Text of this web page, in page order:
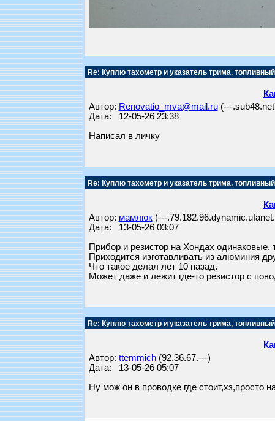
Re: Куплю тахометр и указатель трима,
Автор: Renovatio_mva@mail.ru(---
Дата: 12-05-26 23:38
Написал в личку
Re: Куплю тахометр и указатель трима,
Автор: мамлюк(---
Дата: 13-05-26 03:07
Прибор и резистор на Хондах одинаковые,
Приходится изготавливать из алюминия
Что такое делал лет 10 назад.
Может даже и лежит где-то резистор с
Re: Куплю тахометр и указатель трима,
Автор: ttemmich(92.36.67.---)
Дата: 13-05-26 05:07
Ну мож он в проводке где стоит,хз,просто